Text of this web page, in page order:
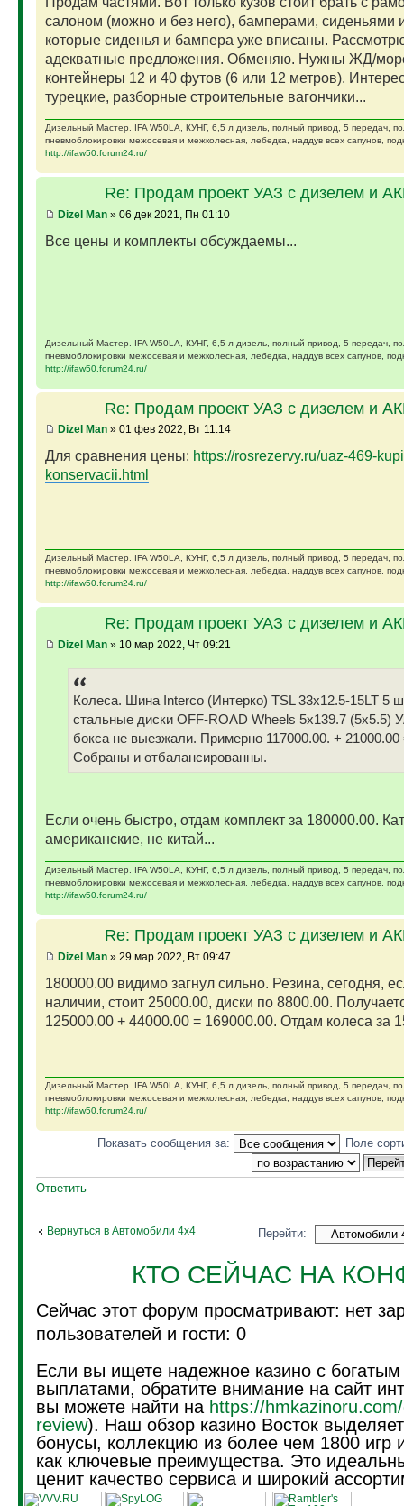
салоном (можно и без него), бамперами, сиденьями
которые сиденья и бампера уже вписаны.
адекватные предложения. Обменяю. Нужны ЖД/
контейнеры 12 и 40 футов (6 или 12 метров).
турецкие, разборные строительные вагончики...
Дизельный Мастер. IFA W50LA, КУНГ, 6,5 л дизель, полный привод, 5 передач,
пневмоблокировки межосевая и межколесная, лебедка, наддув всех сапунов,
http://ifaw50.forum24.ru/
Re: Продам проект УАЗ с дизелем и
Dizel Man» 06 дек 2021, Пн 01:10
Все цены и комплекты обсуждаемы...
Дизельный Мастер. IFA W50LA, КУНГ, 6,5 л дизель, полный привод, 5 передач,
пневмоблокировки межосевая и межколесная, лебедка, наддув всех сапунов,
http://ifaw50.forum24.ru/
Re: Продам проект УАЗ с дизелем и
Dizel Man» 01 фев 2022, Вт 11:14
Для сравнения цены: https://rosrezervy.ru/uaz-469-
konservacii.html
Дизельный Мастер. IFA W50LA, КУНГ, 6,5 л дизель, полный привод, 5 передач,
пневмоблокировки межосевая и межколесная, лебедка, наддув всех сапунов,
http://ifaw50.forum24.ru/
Re: Продам проект УАЗ с дизелем и
Dizel Man» 10 мар 2022, Чт 09:21
Колеса. Шина Interco (Интерко) TSL 33x12.5-15LT 5
стальные диски OFF-ROAD Wheels 5x139.7 (5x5.5)
бокса не выезжали. Примерно 117000.00. + 21000.00
Собраны и отбалансированны.
Если очень быстро, отдам комплект за 180000.00.
американские, не китай...
Дизельный Мастер. IFA W50LA, КУНГ, 6,5 л дизель, полный привод, 5 передач,
пневмоблокировки межосевая и межколесная, лебедка, наддув всех сапунов,
http://ifaw50.forum24.ru/
Re: Продам проект УАЗ с дизелем и
Dizel Man» 29 мар 2022, Вт 09:47
180000.00 видимо загнул сильно. Резина, сегодня,
наличии, стоит 25000.00, диски по 8800.00.
125000.00 + 44000.00 = 169000.00. Отдам колеса за
Дизельный Мастер. IFA W50LA, КУНГ, 6,5 л дизель, полный привод, 5 передач,
пневмоблокировки межосевая и межколесная, лебедка, наддув всех сапунов,
http://ifaw50.forum24.ru/
Показать сообщения за: Поле
Ответить
Вернуться в Автомобили 4х4 Перейти:
КТО СЕЙЧАС НА
Сейчас этот форум просматривают: нет
пользователей и гости: 0
Если вы ищете надежное казино с
выплатами, обратите внимание на сайт
вы можете найти на https://
review). Наш обзор казино Восток
бонусы, коллекцию из более чем 1800 игр
как ключевые преимущества. Это
ценит качество сервиса и широкий